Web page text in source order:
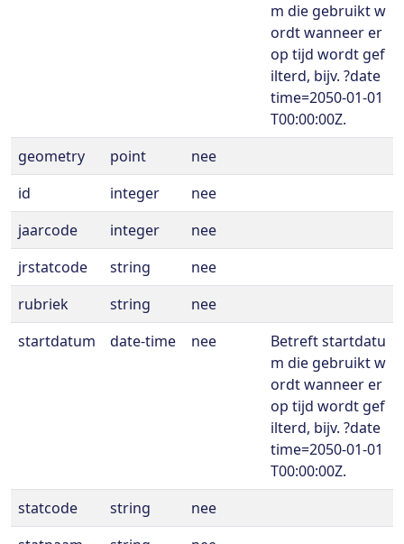
m die gebruikt w
ordt wanneer er
op tijd wordt gef
ilterd, bijv. ?date
time=2050-01-01
T00:00:00Z.
geometry
point
nee
id
integer
nee
jaarcode
integer
nee
jrstatcode
string
nee
rubriek
string
nee
startdatum
date-time nee
Betreft startdatu
m die gebruikt w
ordt wanneer er
op tijd wordt gef
ilterd, bijv. ?date
time=2050-01-01
T00:00:00Z.
statcode
string
nee